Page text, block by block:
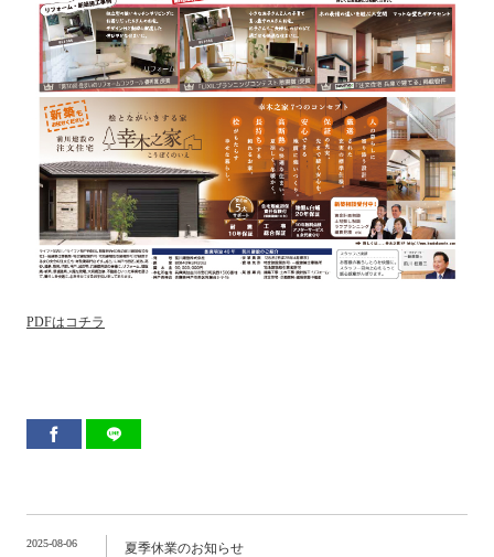
PDFはコチラ
2025-08-06 夏季休業のお知らせ